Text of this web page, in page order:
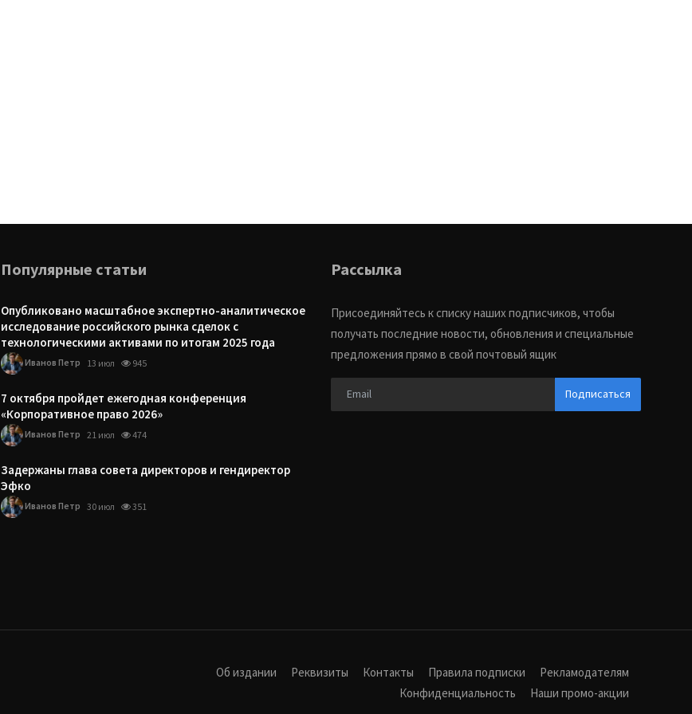
Популярные статьи
Опубликовано масштабное экспертно-аналитическое
исследование российского рынка сделок с
технологическими активами по итогам 2025 года
Иванов Петр 13 июл 945
7 октября пройдет ежегодная конференция
«Корпоративное право 2026»
Иванов Петр 21 июл 474
Задержаны глава совета директоров и гендиректор
Эфко
Иванов Петр 30 июл 351
Рассылка
Присоединяйтесь к списку наших подписчиков, чтобы
получать последние новости, обновления и специальные
предложения прямо в свой почтовый ящик
Подписаться
Об издании Реквизиты Контакты Правила подписки
Рекламодателям
Конфиденциальность
Наши промо-акции